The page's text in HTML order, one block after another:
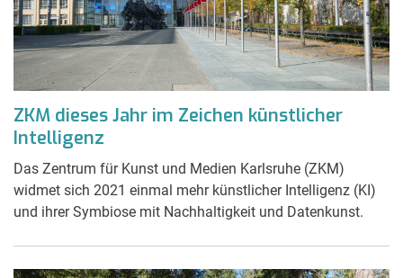
ZKM dieses Jahr im Zeichen künstlicher
Intelligenz
Das Zentrum für Kunst und Medien Karlsruhe (ZKM)
widmet sich 2021 einmal mehr künstlicher Intelligenz (KI)
und ihrer Symbiose mit Nachhaltigkeit und Datenkunst.